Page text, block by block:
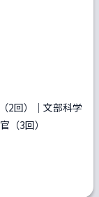
2回）｜文部科学
（3回）